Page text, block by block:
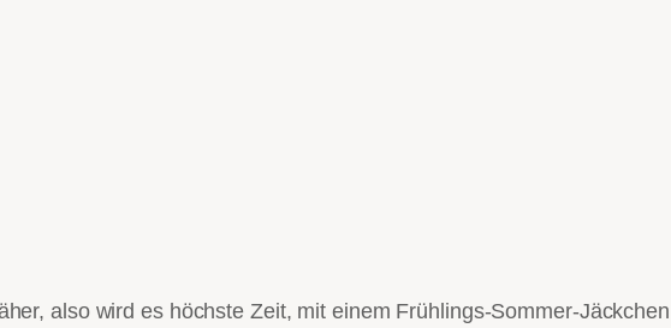
also wird es höchste Zeit, mit einem Frühlings-Sommer-